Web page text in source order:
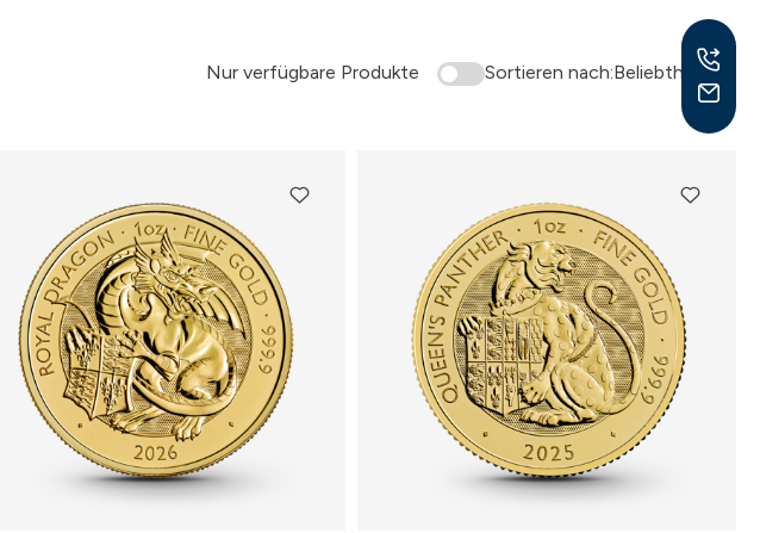
Nur verfügbare Produkte Sortieren nach:Beliebtheit